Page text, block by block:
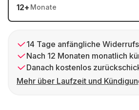
12+ Monate
14 Tage anfängliche
Nach 12 Monaten monatlich
Danach kostenlos
Mehr über Laufzeit und